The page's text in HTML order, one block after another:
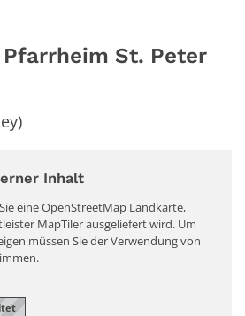
St. Peter
Inhalt
eine OpenStreetMap Landkarte,
MapTiler ausgeliefert wird. Um
müssen Sie der Verwendung von